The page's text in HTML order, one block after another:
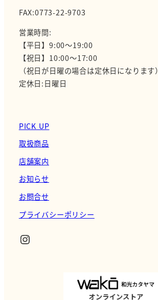
FAX:0773-22-9703
営業時間:
【平日】9:00～19:00
【祝日】10:00～17:00
（祝日が日曜の場合は定休日になります）
定休日:日曜日
PICK UP
取扱商品
店舗案内
お知らせ
お問合せ
プライバシーポリシー
Instagram